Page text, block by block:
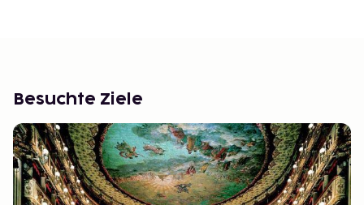
Besuchte Ziele